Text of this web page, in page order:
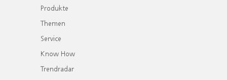
Produkte
Themen
Service
Know How
Trendradar